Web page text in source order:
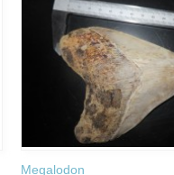
Megalodon